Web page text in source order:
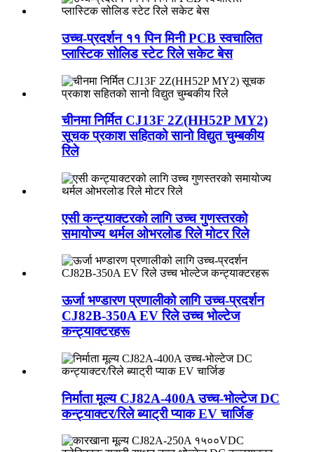
उच्च-प्रदर्शन ११ पिन मिनी PCB स्वचालित
प्लास्टिक सोलिड स्टेट रिले सकेट बेस
चीनमा निर्मित CJ13F 2Z(HH52P MY2)
सूचक प्रकाश सहितको सानो विद्युत चुम्बकीय
रिले
एसी कन्ट्याक्टरको लागि उच्च गुणस्तरको
समायोज्य थर्मल ओभरलोड रिले मोटर रिले
ऊर्जा भण्डारण प्रणालीको लागि उच्च-प्रदर्शन
CJ82B-350A EV रिले उच्च भोल्टेज
कन्ट्याक्टरहरू
निर्माता मूल्य CJ82A-400A उच्च-भोल्टेज DC
कन्ट्याक्टर/रिले ब्याट्री प्याक EV चार्जिङ